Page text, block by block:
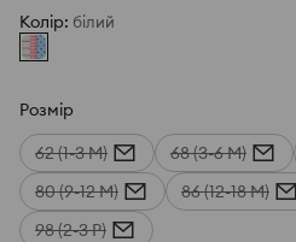
Колір: білий
Розмір
62 (1-3 М) 68 (3-6 М)
80 (9-12 М)
86 (12-18 М)
98 (2-3 Р)